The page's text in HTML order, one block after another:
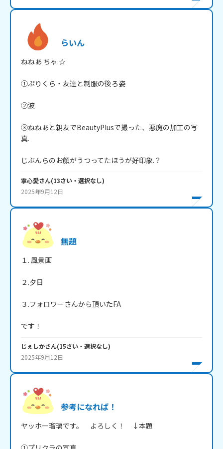
らいん
ねねあ ちゃ.☆
①ぷりくら・友達と制服の後ろ姿
②波
③ねねあと親友でBeautyPlusで撮った、悪魔の加工の写
真.
じぶんらのお顔がうつってたほうが好印象.？
寧心愛さん(13さい・ 選択なし)
2025年9月12日
無題
１. 風景画
２.夕日
３.フォロワーさんから頂いたFA
じぇしかさん(15さい・ 選択なし)
2025年9月12日
参考になれば！
ヤッホー瑠璃です。　よろしく！　↓本題